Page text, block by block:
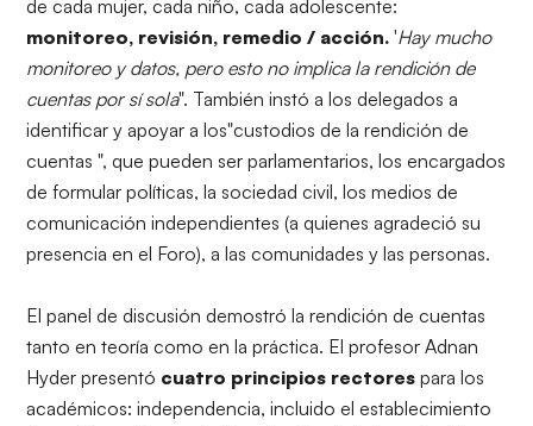
de cada mujer, cada niño, cada adolescente:
monitoreo, revisión, remedio / acción. 'Hay mucho
monitoreo y datos, pero esto no implica la rendición de
cuentas por sí sola". También instó a los delegados a
identificar y apoyar a los"custodios de la rendición de
cuentas ", que pueden ser parlamentarios, los encargados
de formular políticas, la sociedad civil, los medios de
comunicación independientes (a quienes agradeció su
presencia en el Foro), a las comunidades y las personas.
El panel de discusión demostró la rendición de cuentas
tanto en teoría como en la práctica. El profesor Adnan
Hyder presentó cuatro principios rectores para los
académicos: independencia, incluido el establecimiento